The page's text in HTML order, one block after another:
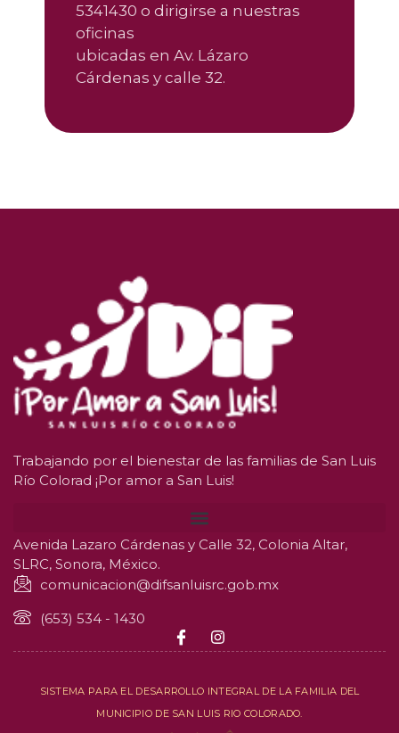
5341430 o dirigirse a nuestras
oficinas
ubicadas en Av. Lázaro
Cárdenas y calle 32.
Trabajando por el bienestar de las familias de San Luis
Río Colorad ¡Por amor a San Luis!
Avenida Lazaro Cárdenas y Calle 32, Colonia Altar,
SLRC, Sonora, México.
comunicacion@difsanluisrc.gob.mx
(653) 534 - 1430
SISTEMA PARA EL DESARROLLO INTEGRAL DE LA FAMILIA DEL
MUNICIPIO DE SAN LUIS RIO COLORADO.